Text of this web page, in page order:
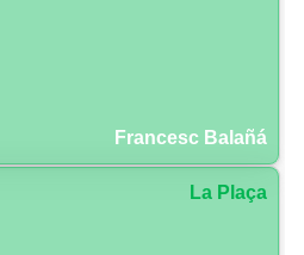
Francesc Balañá
La Plaça